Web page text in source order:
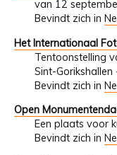
van 12
Bevindt zich in
Het Internationaal
Tentoonstelling
Sint-
Bevindt zich in
Open
Een plaats voor
Bevindt zich in